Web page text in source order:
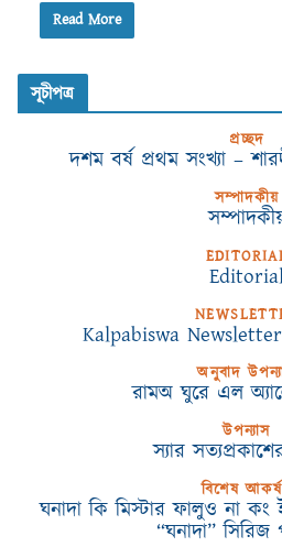
Read More
সূচীপত্র
প্রচ্ছদ
দশম বর্ষ প্রথম সংখ্যা –
সম্পাদকীয়
Kalpabiswa
অনুবাদ
রামঅ ঘুরে এল
উপন্যাস
স্যার
বিশেষ
ঘনাদা কি মিস্টার ফালুও না কং
“ঘনাদা” সিরিজ